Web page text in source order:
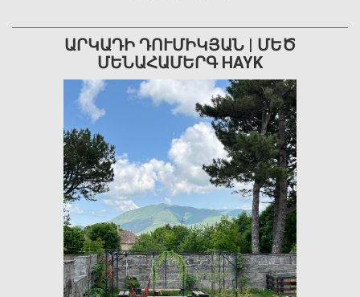
ԱՐԿԱԴԻ ԴՈՒՄԻԿՅԱՆ | ՄԵԾ
ՄԵՆԱՀԱՄԵՐԳ HAYK